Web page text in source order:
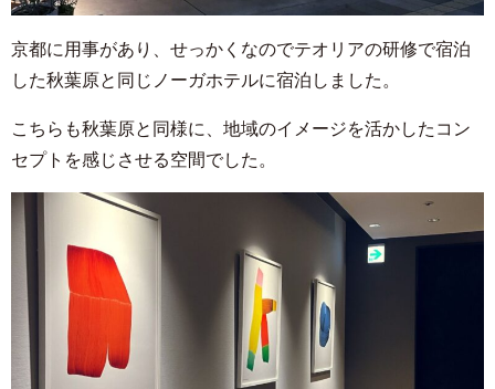
京都に用事があり、せっかくなのでテオリアの研修で宿泊
した秋葉原と同じノーガホテルに宿泊しました。
こちらも秋葉原と同様に、地域のイメージを活かしたコン
セプトを感じさせる空間でした。